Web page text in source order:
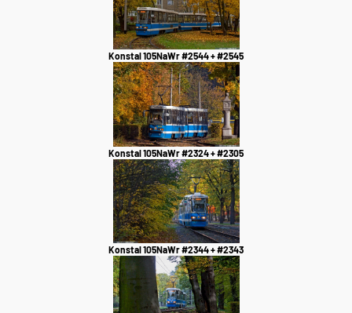
Konstal 105NaWr #2544 + #2545
Konstal 105NaWr #2324 + #2305
Konstal 105NaWr #2344 + #2343